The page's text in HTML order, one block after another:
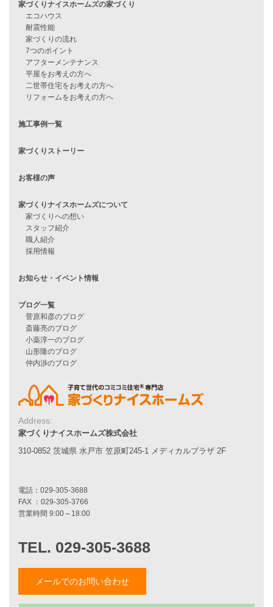
資料請求
住宅ローンに不安がある方へ
他社で無理だと言われた方へ
住宅ローンのよくある質問
月収25万円で家を建てる方法
Line Up
自由設計注文住宅
Smart2030
Sシリーズ
シンプルな平屋
家づくりナイスホームズの家づくり
耐震性能
家づくりの流れ
アフターメンテナンス
二世帯住宅をお考えの方へ
施工事例一覧
家づくりナイスホームズについて
Address:
家づくりナイスホームズ株式会社
310-0852 茨城県 水戸市 笠原町245-1 メディカルプラザ 2F
メールでのお問い合わせ